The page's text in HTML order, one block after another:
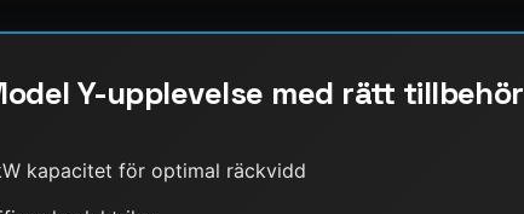
Y-upplevelse med rätt tillbehör
kapacitet för optimal räckvidd